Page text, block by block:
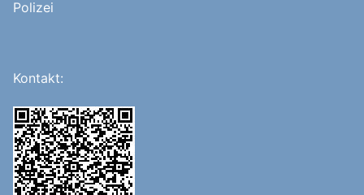
Polizei
Kontakt: